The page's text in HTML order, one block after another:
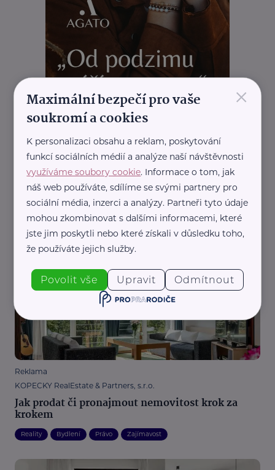
REKLAMA
Související články
Reklama
KOPECKY RealEstate & Partners, s.r.o.
Jak prodat či pronajmout nemovitost krok za
krokem
Reality Bydlení Právo Zajímavost
×
Maximální bezpečí pro vaše
soukromí a cookies
K personalizaci obsahu a reklam, poskytování
funkcí sociálních médií a analýze naší návštěvnosti
využíváme soubory cookie. Informace o tom, jak
náš web používáte, sdílíme se svými partnery pro
sociální média, inzerci a analýzy. Partneři tyto údaje
mohou zkombinovat s dalšími informacemi, které
jste jim poskytli nebo které získali v důsledku toho,
že používáte jejich služby.
Povolit vše Upravit Odmítnout